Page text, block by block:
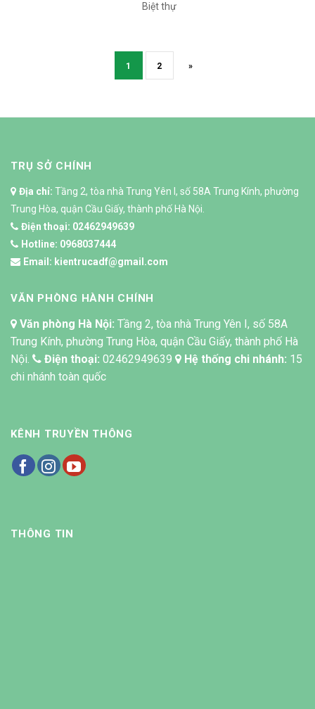
Biệt thự
1 2 »
TRỤ SỞ CHÍNH
Địa chỉ: Tầng 2, tòa nhà Trung Yên I, số 58A Trung Kính, phường
Trung Hòa, quận Cầu Giấy, thành phố Hà Nội.
Điện thoại: 02462949639
Hotline: 0968037444
Email: kientrucadf@gmail.com
VĂN PHÒNG HÀNH CHÍNH
Văn phòng Hà Nội: Tầng 2, tòa nhà Trung Yên I, số 58A
Trung Kính, phường Trung Hòa, quận Cầu Giấy, thành phố Hà
Nội.
Điện thoại: 02462949639 Hệ thống chi nhánh: 15
chi nhánh toàn quốc
KÊNH TRUYỀN THÔNG
THÔNG TIN